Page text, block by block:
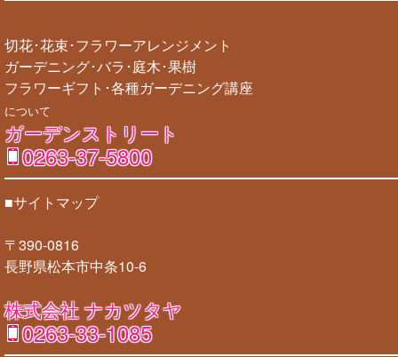
切花･花束･フラワーアレンジメント
ガーデニング･バラ･庭木･果樹
フラワーギフト･各種ガーデニング講座
について
ガーデンストリート
0263-37-5800
■サイトマップ
〒390-0816
長野県松本市中条10-6
株式会社 ナカツタヤ
0263-33-1085